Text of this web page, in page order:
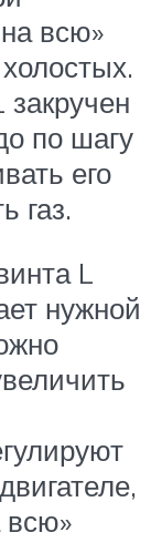
всю»
закручен
по шагу
его
газ.
L
нужной
всю»